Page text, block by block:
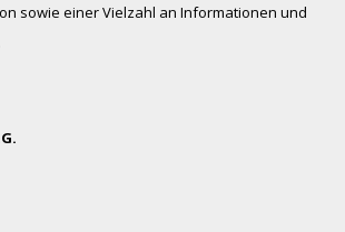
sowie einer Vielzahl an Informationen und